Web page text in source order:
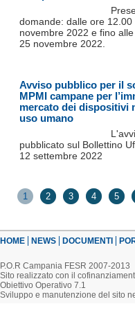
domande: dalle ore 12.00
novembre 2022 e fino
25 novembre 2022.
Avviso pubblico per il
MPMI campane per
mercato dei dispositivi
uso umano
pubblicato sul Bollettino
12 settembre 2022
1 2 3 4 5
HOME NEWS DOCUMENTI
P.O.R Campania FESR 2007-2013
Sito realizzato con il
Obiettivo Operativo 7.1
Sviluppo e manutenzione del sito